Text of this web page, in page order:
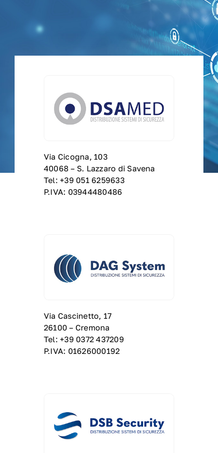
Dove siamo
Supporto tecnico
Via Cicogna, 103
40068 – S. Lazzaro di Savena
Tel: +39 051 6259633
P.IVA: 03944480486
Via Cascinetto, 17
26100 – Cremona
Tel: +39 0372 437209
P.IVA: 01626000192